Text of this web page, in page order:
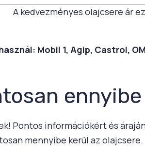
A kedvezményes olajcsere ár
Mobil 1, Agip, Castrol,
Pontos információkért és
mennyibe kerül az olajcsere.